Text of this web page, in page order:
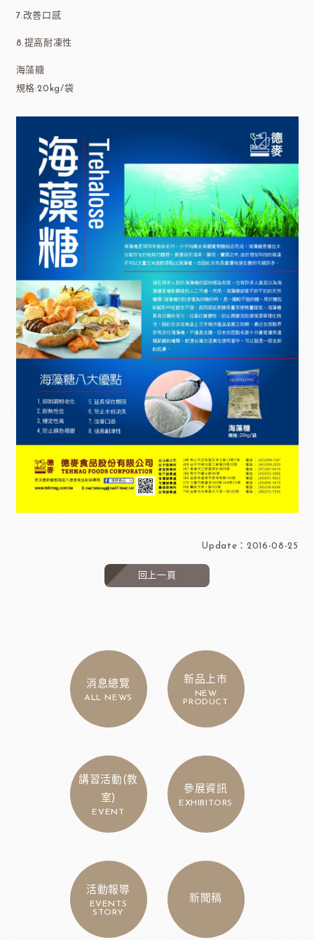
7.改善口感
8.提高耐凍性
海藻糖
規格:20kg/袋
Update：2016-08-25
回上一頁
消息總覽
ALL NEWS
新品上市
NEW
PRODUCT
講習活動(教
室)
EVENT
參展資訊
EXHIBITORS
活動報導
EVENTS
STORY
新聞稿